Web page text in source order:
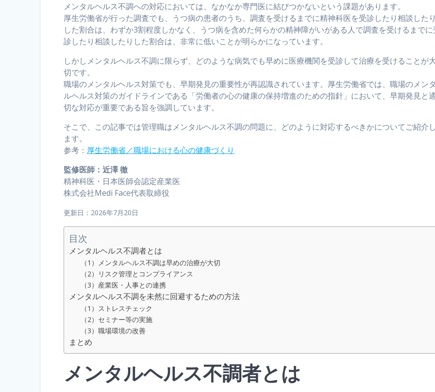
メンタルヘルス不調への対応においては、なかなか専門医に結びつかないという課題があります。
厚生労働省が行った調査でも、うつ病の患者のうち、調査を受けるまでに精神科医を受診したり相談したり
した割合は、わずか3割程度しかなく、うつ病を含めた何らかの精神障がいがある人で調査を受けるまでに
診したり相談したりした割合は、非常に低いことが明らかになっています。
しかしメンタルヘルス不調に限らず、どのような病気でも早めに医療機関を受診して治療を受けることが
切です。
職場のメンタルヘルス対策でも、早期発見の重要性が再認識されています。厚生労働省では、職場のメンタ
ルヘルス対策のガイドラインである「労働者の心の健康の保持増進のための指針」において、早期発見と
切な対応が重要である旨を強調しています。
そこで、この記事では管理職はメンタルヘルス不調の問題に、どのように対応するべきかについてご紹介し
ます。
参考： 厚生労働省／職場における心の健康づくり
監修医師：近澤 徹
精神科医・日本医師会認定産業医
株式会社Medi Face代表取締役
更新日：2026年7月20日
目次
メンタルヘルス不調者とは
（1）メンタルヘルス不調は早めの治療が大切
（2）リスク管理とコンプライアンス
（3）産業医・人事との連携
メンタルヘルス不調を未然に回避するための方法
（1）ストレスチェック
（2）セミナー等の実施
（3）職場環境の改善
まとめ
メンタルヘルス不調者とは